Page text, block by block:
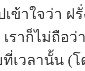
ใจว่า ฝรั่
ราก็ไม่ถือ
เวลานั้น (